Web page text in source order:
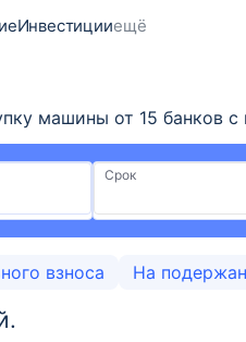
Инвестицииещё
машины от 15 банков
Срок
взноса На